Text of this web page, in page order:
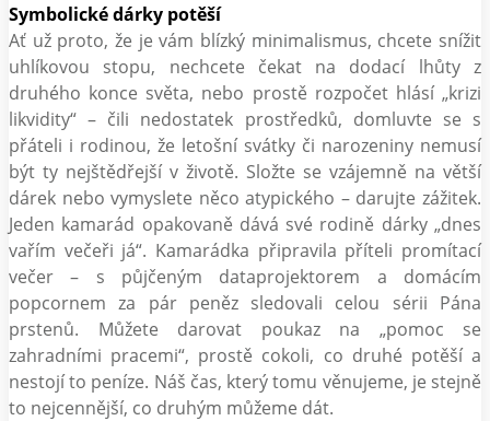
Symbolické dárky potěší
Ať už proto, že je vám blízký minimalismus, chcete snížit
uhlíkovou stopu, nechcete čekat na dodací lhůty z
druhého konce světa, nebo prostě rozpočet hlásí „krizi
likvidity“ – čili nedostatek prostředků, domluvte se s
přáteli i rodinou, že letošní svátky či narozeniny nemusí
být ty nejštědřejší v životě. Složte se vzájemně na větší
dárek nebo vymyslete něco atypického – darujte zážitek.
Jeden kamarád opakovaně dává své rodině dárky „dnes
vařím večeři já“. Kamarádka připravila příteli promítací
večer – s půjčeným dataprojektorem a domácím
popcornem za pár peněz sledovali celou sérii Pána
prstenů. Můžete darovat poukaz na „pomoc se
zahradními pracemi“, prostě cokoli, co druhé potěší a
nestojí to peníze. Náš čas, který tomu věnujeme, je stejně
to nejcennější, co druhým můžeme dát.